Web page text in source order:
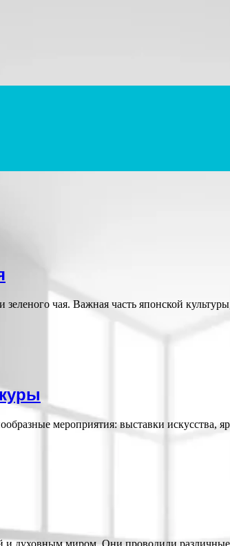
чая. Важная часть японской
мероприятия: выставки искусства,